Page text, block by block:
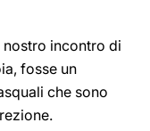
nostro incontro di
fosse un
che sono